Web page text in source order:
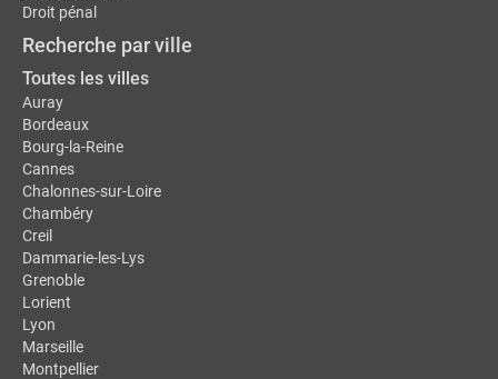
Droit pénal
Recherche par ville
Toutes les villes
Auray
Bordeaux
Bourg-la-Reine
Cannes
Chalonnes-sur-Loire
Chambéry
Creil
Dammarie-les-Lys
Grenoble
Lorient
Lyon
Marseille
Montpellier